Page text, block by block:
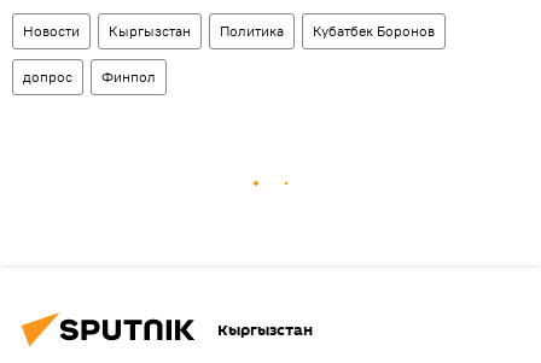
Новости Кыргызстан Политика Кубатбек Боронов
допрос Финпол
Кыргызстан